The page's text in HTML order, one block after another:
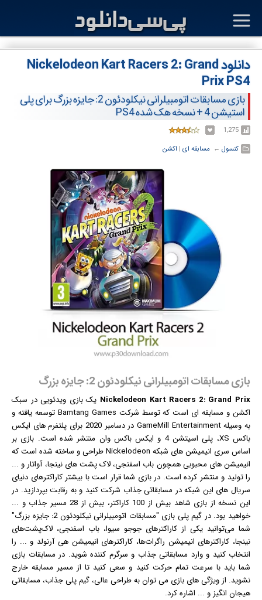
دانلود Nickelodeon Kart Racers 2: Grand
Prix PS4
بازی مسابقات اتومبیلرانی نیکلودئون 2: جایزه بزرگ برای پلی
استیشن 4 + نسخه هک شده PS4
1,275
کنسول ← ‏ مسابقه ای ‏| اکشن
بازی مسابقات اتومبیلرانی نیکلودئون 2: جایزه بزرگ
Nickelodeon Kart Racers 2: Grand Prix یکبازی ویدئویی در سبک
اکشن و مسابقه ای است که توسط شرکت Bamtang Games توسعه یافته و
به وسیله GameMill Entertainment در دسامبر 2020 برای پلتفرم های ایکس
باکس XS، پلی اسیتشن 4 و ایکس باکس وان منتشر شده است. بازی بر
اساس سری انیمیشن
های شبکه Nickelodeon طراحی و ساخته شده است که
انیمیشن های محبوبی همچون باب اسفنجی، لاک پشت های نینجا، آواتار و ...
را تولید و منتشر کرده است. در بازی شما قرار است با بیشتر کاراکترهای دنیای
سریال های این شبکه در مسابقاتی جذاب شرکت کنید و به رقابت بپردازید. در
این نسخه از بازی شاهد بیش از 100 کاراکتر، بیش از 28 مسیر جذاب و ...
خواهید بود. در گیم پلی بازی "مسابقات اتومبیلرانی نیکلودئون 2: جایزه بزرگ"
شما می‌توانید یکی از کاراکترهای جوجو سیوا، باب اسفنجی، لاک‌پشت‌های
نینجا، کاراکترهای انیمیشن راگرات‌ها، کاراکترهای انیمیشن هی آرنولد و ... را
انتخاب کنید و وارد مسابقاتی جذاب و سرگرم کننده شوید. در مسابقات بازی
شما باید با سرعت تمام حرکت کنید و سعی کنید تا از مسیر مسابقه خارج
نشوید. از ویژگی های بازی می توان به طراحی عالی، گیم پلی جذاب، مسابقاتی
هیجان انگیز و ... اشاره کرد.